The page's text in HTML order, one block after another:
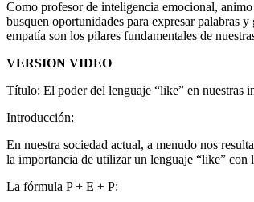
Como profesor de inteligencia emocional,
busquen oportunidades para expresar palabras
empatía son los pilares fundamentales de
VERSION VIDEO
Título: El poder del lenguaje “like” en nuestras
Introducción:
En nuestra sociedad actual, a menudo nos
la importancia de utilizar un lenguaje “like” con
La fórmula P + E + P: